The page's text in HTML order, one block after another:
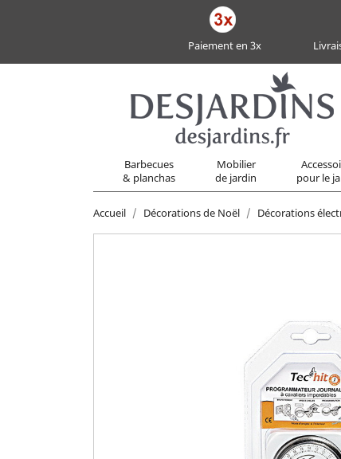
Paiement en 3x
Barbecues
& planchas
Mobilier
de jardin
pour le
Accueil Décorations de Noël Décorations